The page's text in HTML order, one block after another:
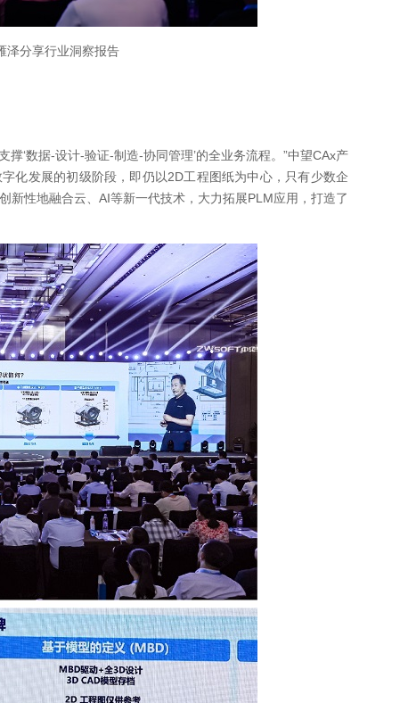
泽分享行业洞察报告
‘数据-设计-验证-制造-协同管理’的全业务流程。”中望CAx产
化发展的初级阶段，即仍以2D工程图纸为中心，只有少数企
新性地融合云、AI等新一代技术，大力拓展PLM应用，打造了